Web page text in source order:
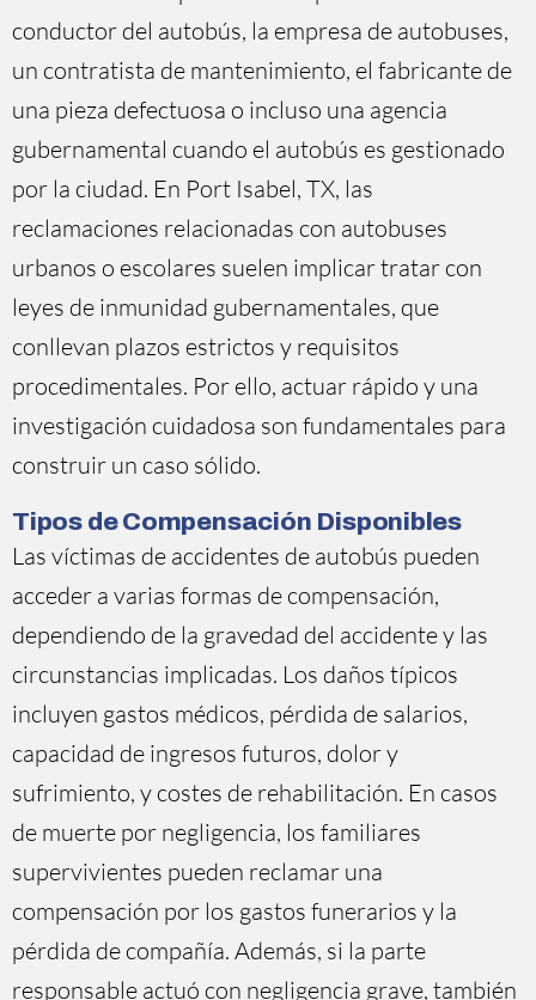
conductor del autobús, la empresa de autobuses,
un contratista de mantenimiento, el fabricante de
una pieza defectuosa o incluso una agencia
gubernamental cuando el autobús es gestionado
por la ciudad. En Port Isabel, TX, las
reclamaciones relacionadas con autobuses
urbanos o escolares suelen implicar tratar con
leyes de inmunidad gubernamentales, que
conllevan plazos estrictos y requisitos
procedimentales. Por ello, actuar rápido y una
investigación cuidadosa son fundamentales para
construir un caso sólido.
Tipos de Compensación Disponibles
Las víctimas de accidentes de autobús pueden
acceder a varias formas de compensación,
dependiendo de la gravedad del accidente y las
circunstancias implicadas. Los daños típicos
incluyen gastos médicos, pérdida de salarios,
capacidad de ingresos futuros, dolor y
sufrimiento, y costes de rehabilitación. En casos
de muerte por negligencia, los familiares
supervivientes pueden reclamar una
compensación por los gastos funerarios y la
pérdida de compañía. Además, si la parte
responsable actuó con negligencia grave, también